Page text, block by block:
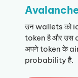
उन wallets को
token है और उस
अपने token के
probability है.